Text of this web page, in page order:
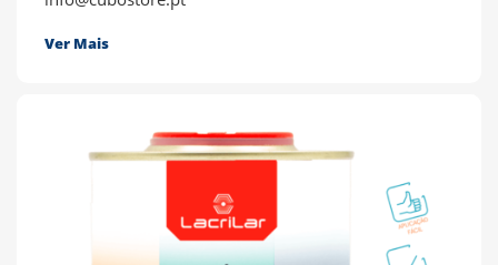
Ver Mais